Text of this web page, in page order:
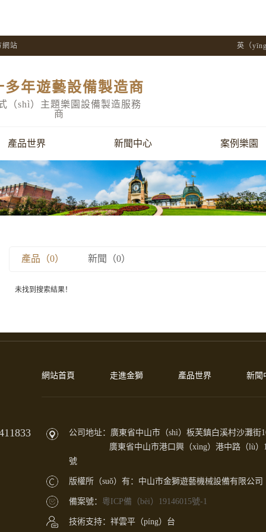
網站 英（
多年遊藝設備製造商
（shì）主題樂園設備製造服務
商
產品世界 新聞中心 案例樂園
產品（0） 新聞（0）
未找到搜索結果！
網站首頁 走進金獅 產品世界 新聞
公司地址：廣東省中山市（shì）板芙鎮白溪村沙灘街
廣東省中山市港口興（xìng）港中路（lù）
號
版權所（suǒ）有：中山市金獅遊藝機械設備有限公司
備案號： 粵ICP備（bèi）19146015號-1
技術支持：祥雲平（píng）台